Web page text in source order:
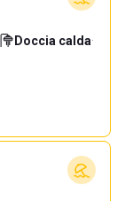
Doccia calda·